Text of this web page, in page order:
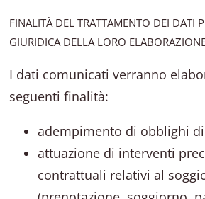
FINALITÀ DEL TRATTAMENTO DEI DATI
GIURIDICA DELLA LORO
I dati comunicati verranno
seguenti finalità:
adempimento di obblighi
attuazione di interventi
contrattuali relativi al